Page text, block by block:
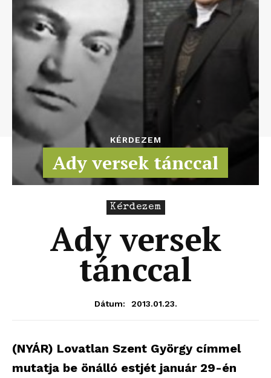
KÉRDEZEM
Ady versek tánccal
Kérdezem
Ady versek
tánccal
Dátum: 2013.01.23.
(NYÁR) Lovatlan Szent György címmel
mutatja be önálló estjét január 29-én